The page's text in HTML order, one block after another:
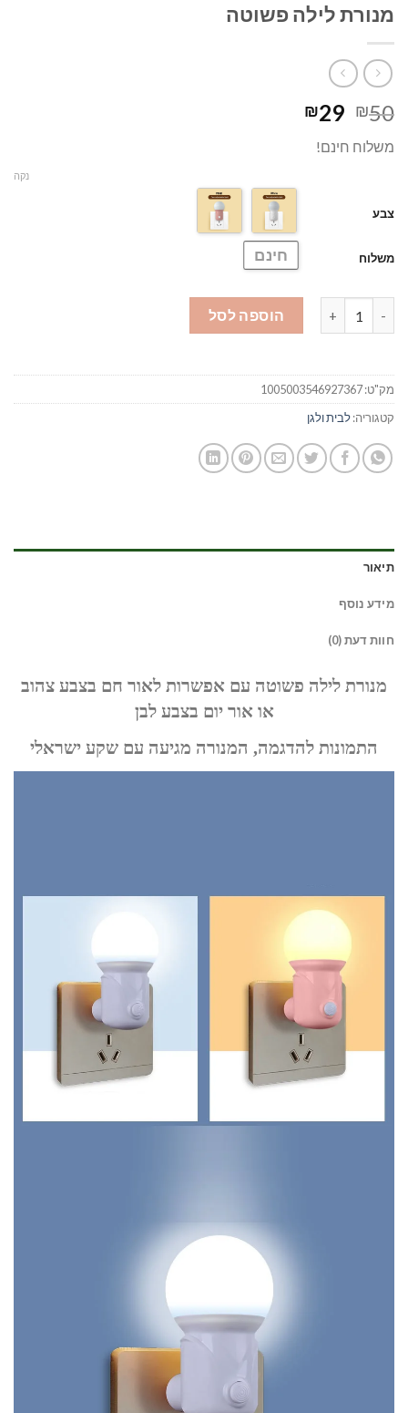
מנורת לילה פשוטה
₪50
המחיר
היה:
₪29
משלוח חינם!
צבע
משלוח חינם
נקה
הוספה לסל
מק"ט:1005003546927367
קטגוריה:לבית ולגן
תיאור
מידע נוסף
חוות דעת (0)
מנורת לילה פשוטה עם אפשרות לאור חם בצבע צהוב
או אור יום בצבע לבן
התמונות להדגמה, המנורה מגיעה עם שקע ישראלי